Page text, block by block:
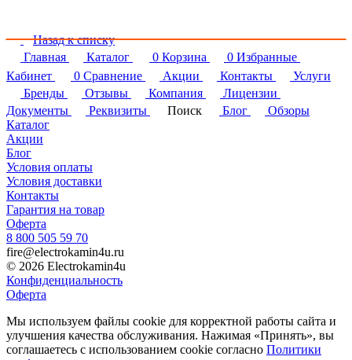
Назад к списку
Главная
Каталог 0 Корзина 0 Избранные
Кабинет
0 Сравнение Акции Контакты
Услуги
Бренды
Отзывы Компания
Лицензии
Документы
Реквизиты Поиск Блог
Обзоры
Каталог
Акции
Блог
Условия оплаты
Условия доставки
Контакты
Гарантия на товар
Оферта
8 800 505 59 70
fire@electrokamin4u.ru
© 2026 Electrokamin4u
Конфиденциальность
Оферта
Мы используем файлы cookie для корректной работы сайта и
улучшения качества обслуживания. Нажимая «Принять», вы
соглашаетесь с использованием cookie согласно Политики